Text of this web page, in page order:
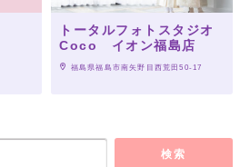
トータルフォトスタジオ
Coco イオン福島店
福島県福島市南矢野目西荒田50-17
検索